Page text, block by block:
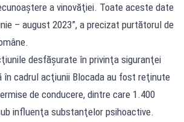
a vinovăţiei. Toate aceste date
– august 2023”, a precizat purtătorul de
desfăşurate în privinţa siguranţei
în cadrul acţiunii Blocada au fost reţinute
de conducere, dintre care 1.400
influenţa substanţelor psihoactive.